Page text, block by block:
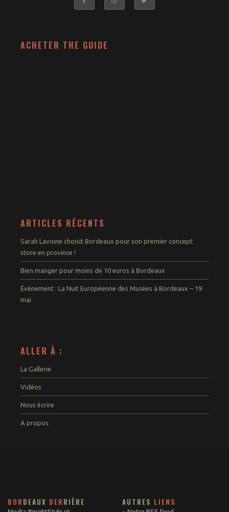
ACHETER THE GUIDE
ARTICLES RÉCENTS
Sarah Lavoine choisit Bordeaux pour son premier concept
store en province !
Bien manger pour moins de 10 euros à Bordeaux
Événement : La Nuit Européenne des Musées à Bordeaux – 19
mai
ALLER À :
La Gallerie
Vidéos
Nous écrire
A propos
BOR DEAUX DER RIÈRE AUTRES LIENS